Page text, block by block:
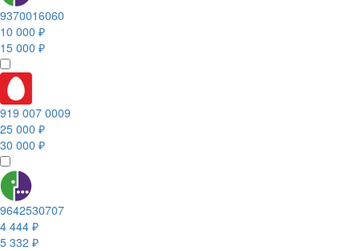
9370016060
10 000 ₽
15 000 ₽
919 007 0009
25 000 ₽
30 000 ₽
9642530707
4 444 ₽
5 332 ₽